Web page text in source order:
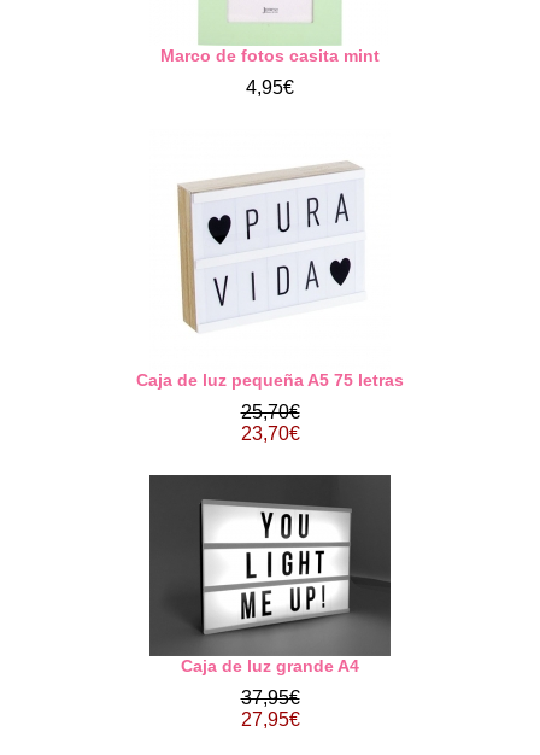
Marco de fotos casita mint
4,95€
Caja de luz pequeña A5 75 letras
25,70€
23,70€
Caja de luz grande A4
37,95€
27,95€